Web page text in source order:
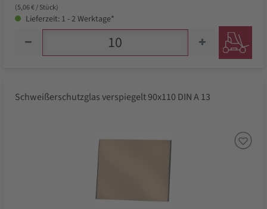
(5,06 € / Stück)
Lieferzeit: 1 - 2 Werktage*
Schweißerschutzglas verspiegelt 90x110 DIN A 13